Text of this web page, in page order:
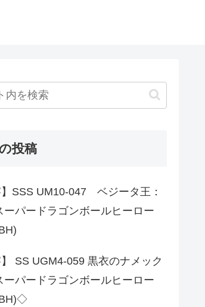
投稿
】SSS UM10-047 ベジータ王：
ーパードラゴンボールヒーロー
】 SS UGM4-059 黒衣のナメック
ーパードラゴンボールヒーロー